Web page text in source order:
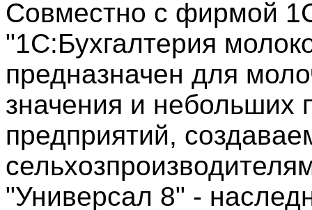
Совместно с фирмой
"1С:Бухгалтерия
предназначен для
значения и
предприятий,
"Универсал 8" -